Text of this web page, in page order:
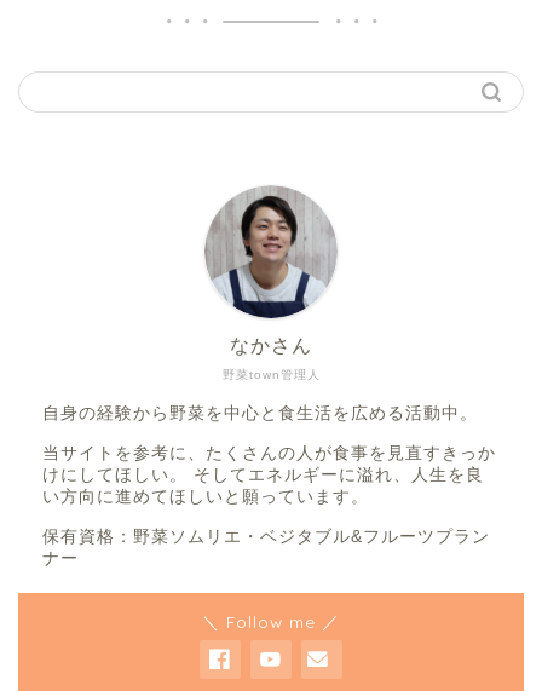
野菜town管理人
なかさん
自身の経験から野菜を中心と食生活を広める活動中。
当サイトを参考に、たくさんの人が食事を見直すきっか
けにしてほしい。 そしてエネルギーに溢れ、人生を良
い方向に進めてほしいと願っています。
保有資格：野菜ソムリエ・ベジタブル&フルーツプラン
ナー
＼ Follow me ／